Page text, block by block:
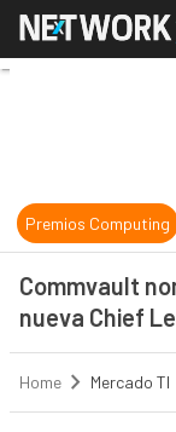
Premios Computing
Commvault
nueva Chief
Home Mercado TI